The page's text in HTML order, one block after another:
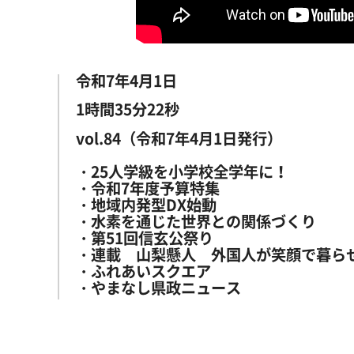
令和7年4月1日
1時間35分22秒
vol.84（令和7年4月1日発行）
・25人学級を小学校全学年に！
・令和7年度予算特集
・地域内発型DX始動
・水素を通じた世界との関係づくり
・第51回信玄公祭り
・連載 山梨懸人 外国人が笑顔で暮ら
・ふれあいスクエア
・やまなし県政ニュース